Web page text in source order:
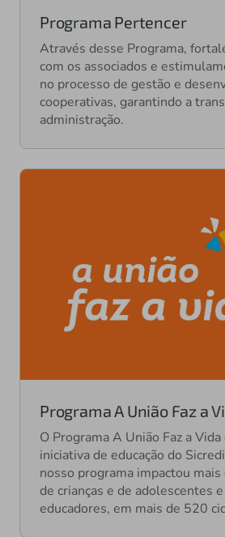
Programa Pertencer
Através desse Programa,
com os associados e
no processo de gestão e
cooperativas, garantindo a
administração.
Programa A União Faz a
O Programa A União Faz a
iniciativa de educação do
nosso programa impactou
de crianças e de adolescentes
educadores, em mais de 520